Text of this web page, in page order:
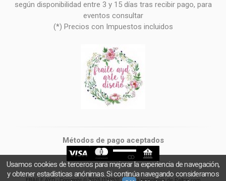
según disponibilidad entre 3 y 15 días tras recibir pago, para
eventos consultar
(*) Precios con Impuestos incluidos
Métodos de pago aceptados
FRAILE AYD - Copyright © 2026 [11053] - Con la tecnología de Palbin.com
Usamos cookies de terceros para mejorar la experiencia de navegación,
y obtener estadísticas anónimas. Si continúa navegando consideramos